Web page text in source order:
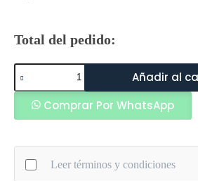
Total del pedido:
Rinat
Guantes
de
Arquero
Xtreme
Omega
Añadir al
Comprar Por WhatsApp
Leer términos y condiciones